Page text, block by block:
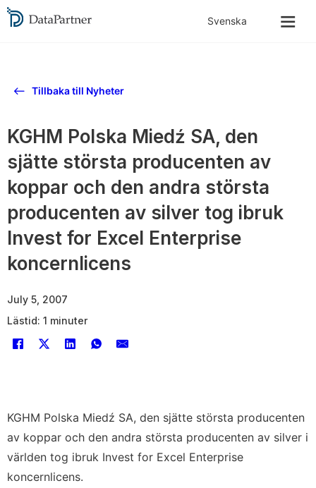
Tillbaka till Nyheter
KGHM Polska Miedź SA, den
sjätte största producenten av
koppar och den andra största
producenten av silver tog ibruk
Invest for Excel Enterprise
koncernlicens
July 5, 2007
Lästid: 1 minuter
KGHM Polska Miedź SA, den sjätte största producenten
av koppar och den andra största producenten av silver i
världen tog ibruk Invest for Excel Enterprise
koncernlicens.